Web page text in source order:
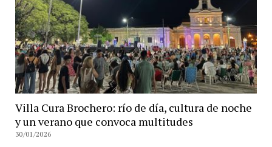
Villa Cura Brochero: río de día, cultura de noche
y un verano que convoca multitudes
30/01/2026